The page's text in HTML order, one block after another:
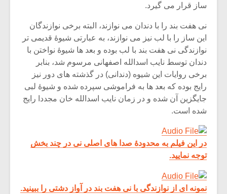
ساز قرار می گیرد.
نی هفت بند را با دندان می نوازند، البته برخی نوازندگان
این ساز را با لب نیز می نوازند، به عبارتی شیوۀ قدیمی تر
نوازندگی نی هفت بند با لب بوده و بعد ها شیوۀ نواختن با
دندان توسط نایب اسدالله اصفهانی مرسوم شد، بنابر
برخی روایات این شیوه (دندانی) در گذشته های دور نیز
رایج بوده که بعد ها به فراموشی سپرده شده و شیوۀ لبی
جایگزین آن شده و در زمان نایب اسدالله خان مجددا رایج
شده است.
در این فیلم به محدودۀ صدا های اصلی نی در چند بخش
توجه نمایید.
نمونه ای از نوازندگی با نی هفت بند در آواز دشتی را ببینید.